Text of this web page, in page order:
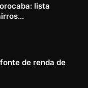
lista
de renda de